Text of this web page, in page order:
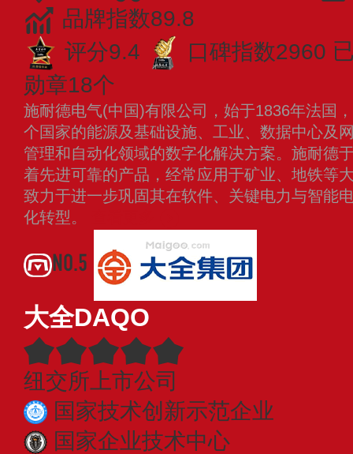
品牌指数89.8
评分9.4
口碑指数2960
勋章18个
施耐德电气(中国)有限公司，始于1836年法国
个国家的能源及基础设施、工业、数据中心及
管理和自动化领域的数字化解决方案。施耐德
着先进可靠的产品，经常应用于矿业、地铁等
致力于进一步巩固其在软件、关键电力与智能
化转型。
NO.5
大全DAQO
纽交所上市公司
国家技术创新示范企业
国家企业技术中心